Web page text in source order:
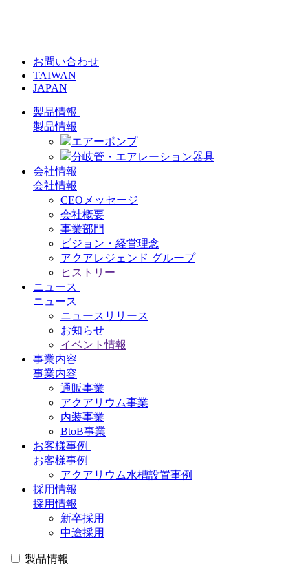
お問い合わせ
TAIWAN
JAPAN
製品情報
製品情報
エアーポンプ
分岐管・エアレーション器具
会社情報
会社情報
CEOメッセージ
会社概要
事業部門
ビジョン・経営理念
アクアレジェンド グループ
ヒストリー
ニュース
ニュース
ニュースリリース
お知らせ
イベント情報
事業内容
事業内容
通販事業
アクアリウム事業
内装事業
BtoB事業
お客様事例
お客様事例
アクアリウム水槽設置事例
採用情報
採用情報
新卒採用
中途採用
製品情報